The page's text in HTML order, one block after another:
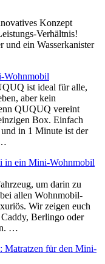
Konzept
Verhältnis!
und ein Wasserkanister
Wohnmobil
ist ideal für alle,
aber kein
QUQUQ vereint
Box. Einfach
in 1 Minute ist der
in ein Mini-Wohnmobil
um darin zu
allen Wohnmobil-
Wir zeigen euch
Berlingo oder
…
Matratzen für den Mini-